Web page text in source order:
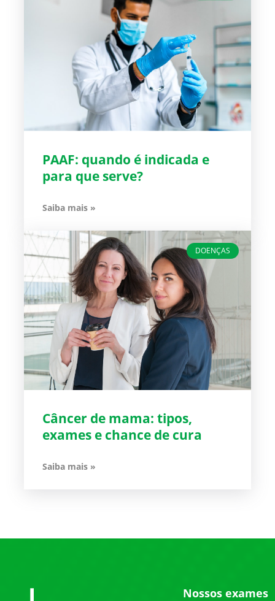
PAAF: quando é indicada e
para que serve?
Saiba mais »
DOENÇAS
Câncer de mama: tipos,
exames e chance de cura
Saiba mais »
Nossos exames